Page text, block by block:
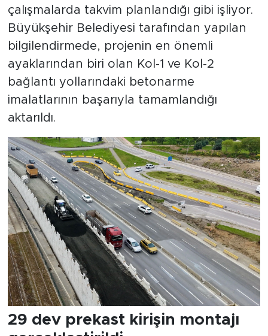
çalışmalarda takvim planlandığı gibi işliyor.
Büyükşehir Belediyesi tarafından yapılan
bilgilendirmede, projenin en önemli
ayaklarından biri olan Kol-1 ve Kol-2
bağlantı yollarındaki betonarme
imalatlarının başarıyla tamamlandığı
aktarıldı.
29 dev prekast kirişin montajı